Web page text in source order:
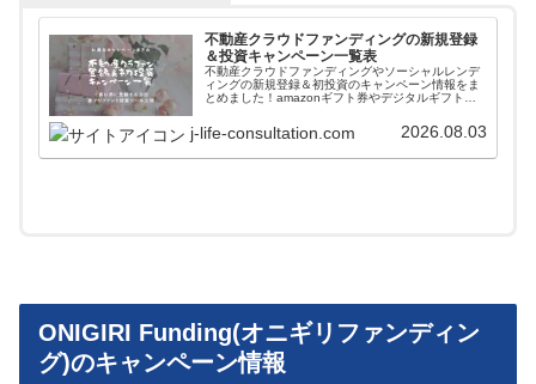
不動産クラウドファンディングの新規登録
＆投資キャンペーン一覧表
不動産クラウドファンディングやソーシャルレンデ
ィングの新規登録＆初投資のキャンペーン情報をま
とめました！amazonギフト券やデジタルギフトを
案件に簡単に投資できるファンド情報自動更新ツー
ルも紹介しています。
j-life-consultation.com 2026.08.03
ONIGIRI Funding(オニギリファンディン
グ)のキャンペーン情報